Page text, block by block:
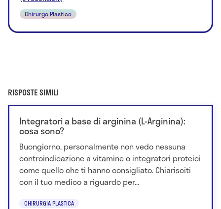
Chirurgo Plastico
RISPOSTE SIMILI
Integratori a base di arginina (L-Arginina):
cosa sono?
Buongiorno, personalmente non vedo nessuna
controindicazione a vitamine o integratori proteici
come quello che ti hanno consigliato. Chiarisciti
con il tuo medico a riguardo per...
CHIRURGIA PLASTICA